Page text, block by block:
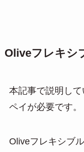
Oliveフレキシ
本記事で説明し
ペイが必要です。
Oliveフレキシブ